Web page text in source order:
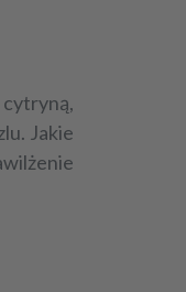
cytryną,
Jakie